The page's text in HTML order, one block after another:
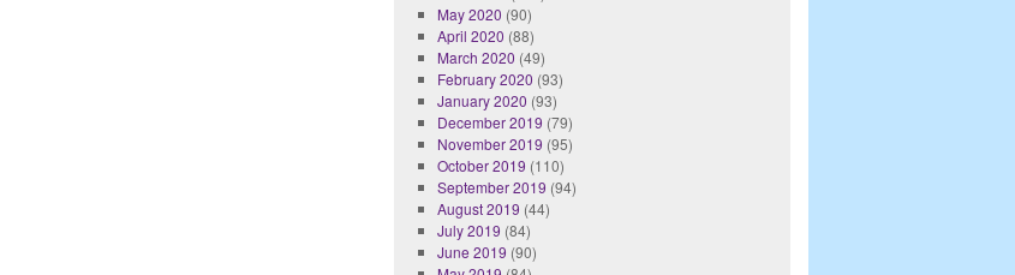
May 2020 (90)
April 2020 (88)
March 2020 (49)
February 2020 (93)
January 2020 (93)
December 2019 (79)
November 2019 (95)
October 2019 (110)
September 2019 (94)
August 2019 (44)
July 2019 (84)
June 2019 (90)